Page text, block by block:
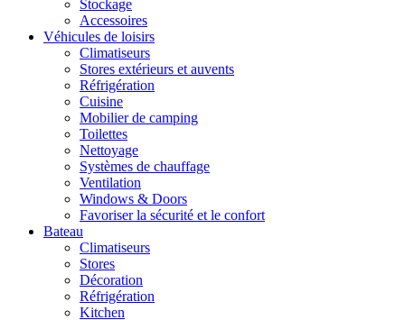
Stockage
Accessoires
Véhicules de loisirs
Climatiseurs
Stores extérieurs et auvents
Réfrigération
Cuisine
Mobilier de camping
Toilettes
Nettoyage
Systèmes de chauffage
Ventilation
Windows & Doors
Favoriser la sécurité et le confort
Bateau
Climatiseurs
Stores
Décoration
Réfrigération
Kitchen